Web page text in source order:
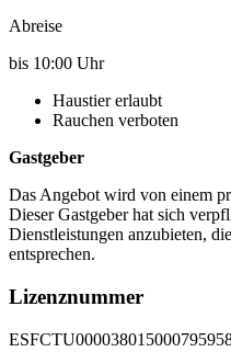
Abreise
bis 10:00 Uhr
Haustier erlaubt
Rauchen verboten
Gastgeber
Das Angebot wird von einem
Dieser Gastgeber hat sich
Dienstleistungen anzubieten,
entsprechen.
Lizenznummer